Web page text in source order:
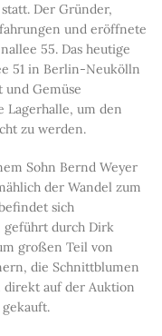
Der Gründer,
und eröffnete
55. Das heutige
51 in Berlin-Neukölln
und Gemüse
Lagerhalle, um den
zu werden.
Sohn Bernd Weyer
der Wandel zum
sich
durch Dirk
großen Teil von
die Schnittblumen
direkt auf der Auktion